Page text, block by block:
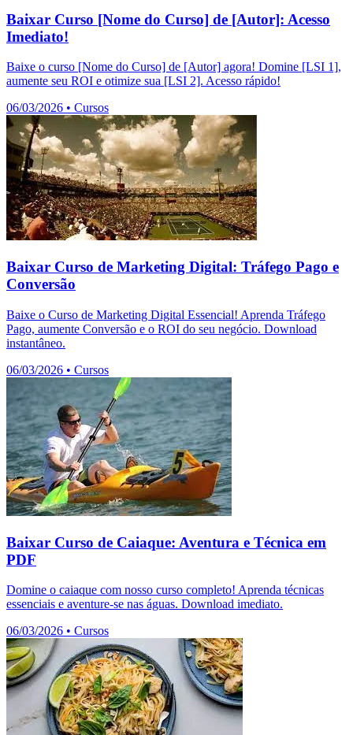
Baixar Curso [Nome do Curso] de [Autor]: Acesso
Imediato!
Baixe o curso [Nome do Curso] de [Autor] agora! Domine [LSI 1],
aumente seu ROI e otimize sua [LSI 2]. Acesso rápido!
06/03/2026 • Cursos
Baixar Curso de Marketing Digital: Tráfego Pago e
Conversão
Baixe o Curso de Marketing Digital Essencial! Aprenda Tráfego
Pago, aumente Conversão e o ROI do seu negócio. Download
instantâneo.
06/03/2026 • Cursos
Baixar Curso de Caiaque: Aventura e Técnica em
PDF
Domine o caiaque com nosso curso completo! Aprenda técnicas
essenciais e aventure-se nas águas. Download imediato.
06/03/2026 • Cursos